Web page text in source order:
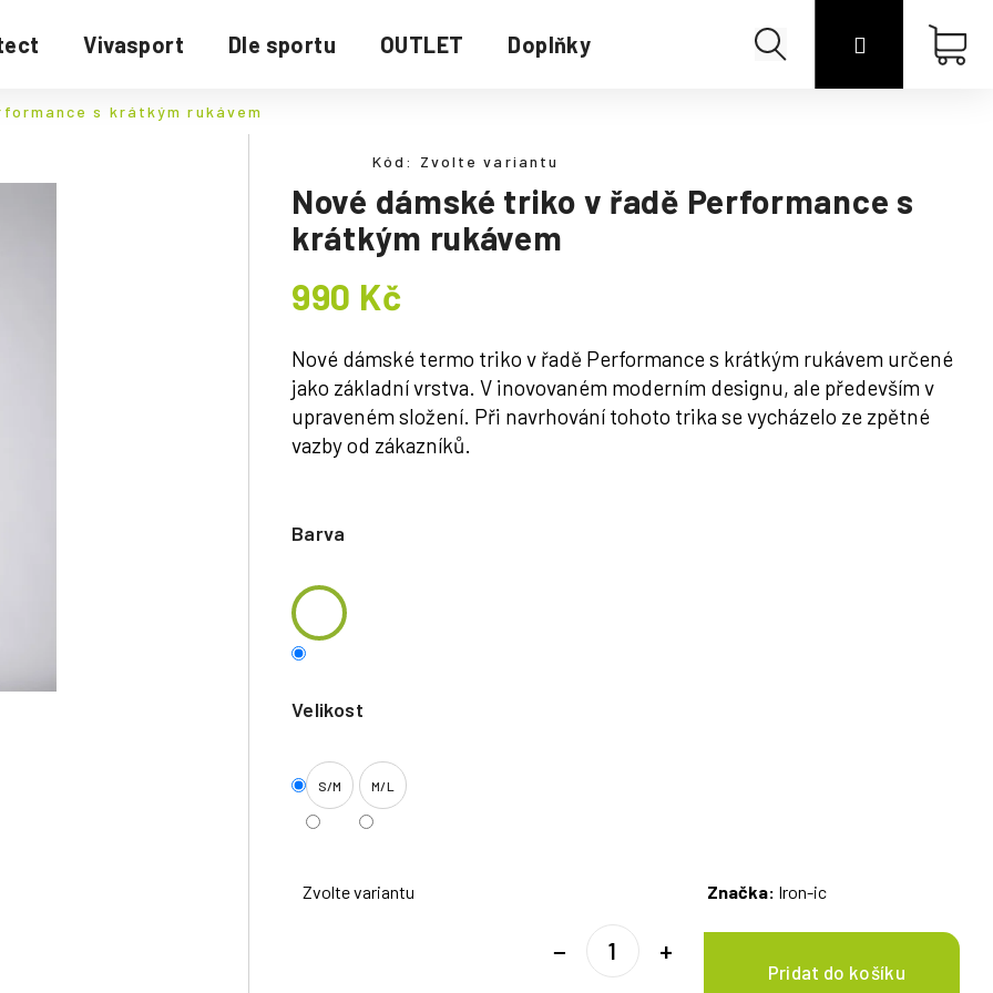
Vivasport Dle sportu OUTLET Doplňky Hledat Přihlášení
s krátkým rukávem
Nové dámské triko v řadě Performance s
krátkým rukávem
Nové dámské termo triko v řadě Performance s krátkým rukávem určené
jako základní vrstva. V inovovaném moderním designu, ale především v
upraveném složení. Při navrhování tohoto trika se vycházelo ze zpětné
vazby od zákazníků.
Barva
Velikost
S/M M/L
Zvolte variantu Značka: Iron-ic
+
−
Kód: Zvolte variantu
990 Kč
cena: